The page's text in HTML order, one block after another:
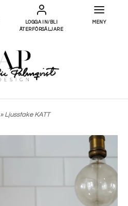
LOGGA IN/BLI
ÅTERFÖRSÄLJARE
MENY
» Ljusstake KATT